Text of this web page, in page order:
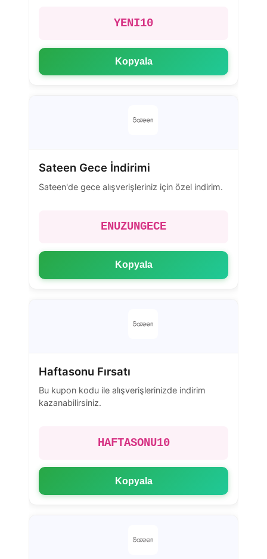
YENI10
Kopyala
Sateen Gece İndirimi
Sateen'de gece alışverişleriniz için özel indirim.
ENUZUNGECE
Kopyala
Haftasonu Fırsatı
Bu kupon kodu ile alışverişlerinizde indirim
kazanabilirsiniz.
HAFTASONU10
Kopyala